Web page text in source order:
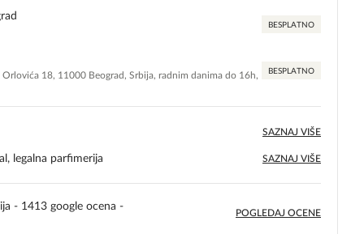
BESPLATNO
18, 11000 Beograd, Srbija, radnim danima do 16h, BESPLATNO
SAZNAJ VIŠE
legalna parfimerija SAZNAJ VIŠE
- 1413 google ocena -
POGLEDAJ OCENE